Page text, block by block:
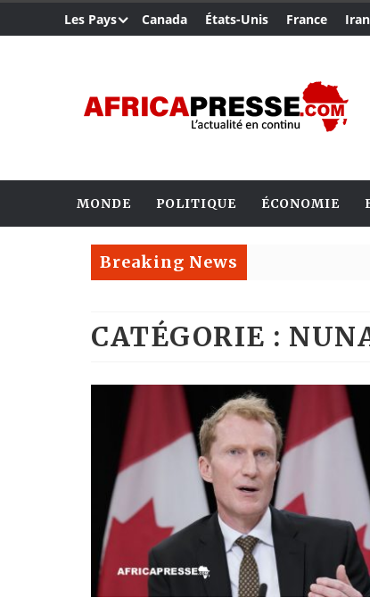
Les Pays Canada États-Unis France Iran
MONDE POLITIQUE ÉCONOMIE
Breaking News
CATÉGORIE :